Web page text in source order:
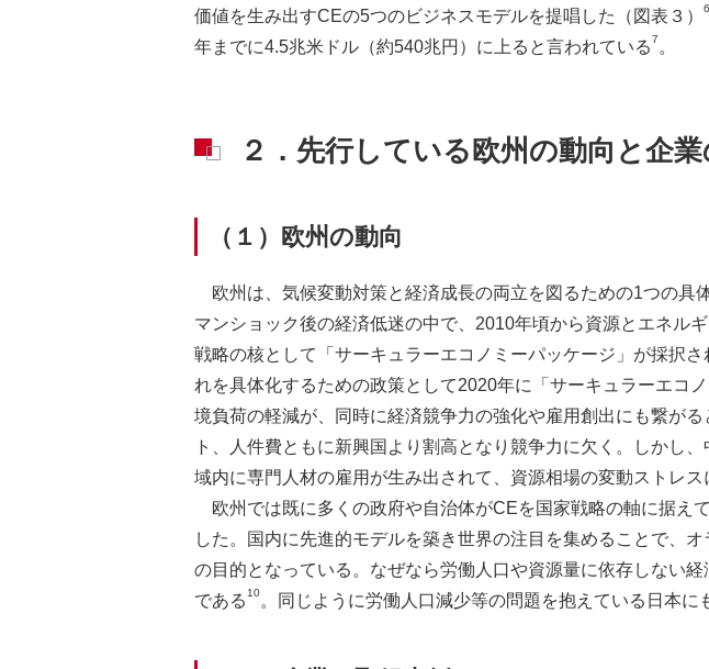
価値を生み出すCEの5つのビジネスモデルを提唱した（図表３）
6
年までに4.5兆米ドル（約540兆円）に上ると言われている7 。
２．先行している欧州の動向と企業
（１）欧州の動向
欧州は、気候変動対策と経済成長の両立を図るための1つの
マンショック後の経済低迷の中で、2010年頃から資源とエネル
戦略の核として「サーキュラーエコノミーパッケージ」が採択
れを具体化するための政策として2020年に「サーキュラーエコ
境負荷の軽減が、同時に経済競争力の強化や雇用創出にも繋が
ト、人件費ともに新興国より割高となり競争力に欠く。しかし
域内に専門人材の雇用が生み出されて、資源相場の変動ストレス
欧州では既に多くの政府や自治体がCEを国家戦略の軸に据
した。国内に先進的モデルを築き世界の注目を集めることで、
の目的となっている。なぜなら労働人口や資源量に依存しない
である 10。同じように労働人口減少等の問題を抱えている日本に